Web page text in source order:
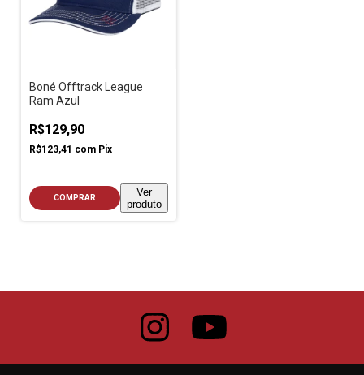
Boné Offtrack League
Ram Azul
R$129,90
R$123,41 com Pix
COMPRAR
Ver
produto